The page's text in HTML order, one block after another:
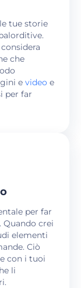
tue storie
che
e video e
per far
per far
Quando crei
elementi
Ciò
con i tuoi
li